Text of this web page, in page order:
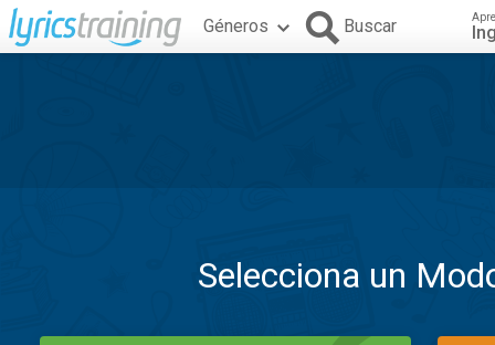
Géneros Buscar
Selecciona un